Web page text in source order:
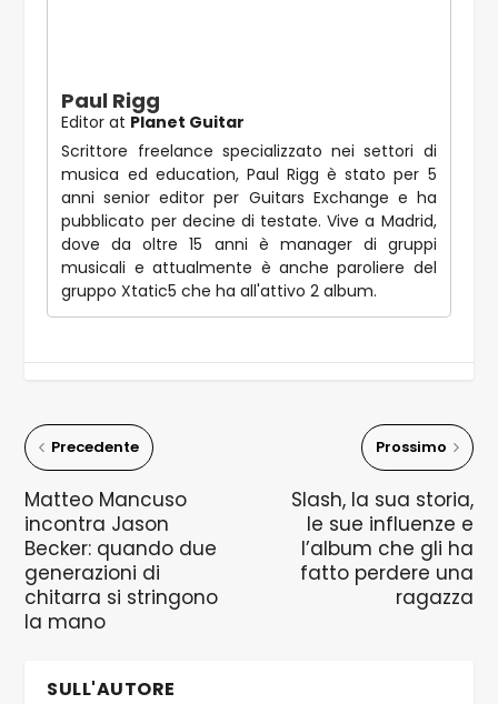
Paul Rigg
Editor at Planet Guitar
Scrittore freelance specializzato nei settori di
musica ed education, Paul Rigg è stato per 5
anni senior editor per Guitars Exchange e ha
pubblicato per decine di testate. Vive a Madrid,
dove da oltre 15 anni è manager di gruppi
musicali e attualmente è anche paroliere del
gruppo Xtatic5 che ha all'attivo 2 album.
Precedente
Matteo Mancuso
incontra Jason
Becker: quando due
generazioni di
chitarra si stringono
la mano
Prossimo
Slash, la sua storia,
le sue influenze e
l’album che gli ha
fatto perdere una
ragazza
SULL'AUTORE